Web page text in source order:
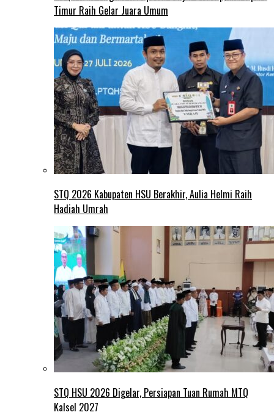
Timur Raih Gelar Juara Umum
STQ 2026 Kabupaten HSU Berakhir, Aulia Helmi Raih
Hadiah Umrah
STQ HSU 2026 Digelar, Persiapan Tuan Rumah MTQ
Kalsel 2027